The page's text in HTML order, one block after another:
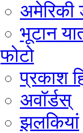
अमेरिकी
भूटान
फोटो
प्रकाश
अवॉर्डस्
झलकियां